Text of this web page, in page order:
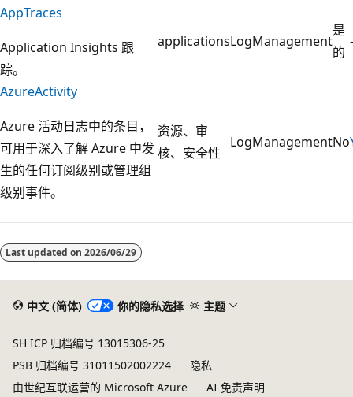
AppTraces
Application Insights 跟
踪。
applicationsLogManagement
是
的
-
AzureActivity
Azure 活动日志中的条目，
可用于深入了解 Azure 中发
生的任何订阅级别或管理组
级别事件。
资源、审
核、安全性
LogManagementNo
模
式
Last updated on 2026/06/29
中文 (简体) 你的隐私选择 主题
SH ICP 归档编号 13015306-25
PSB 归档编号 31011502002224
隐私
由世纪互联运营的 Microsoft Azure
AI 免责声明